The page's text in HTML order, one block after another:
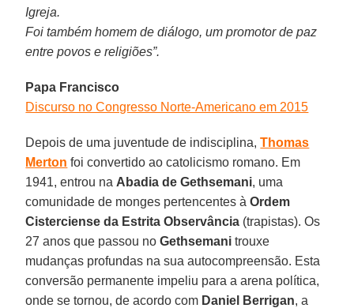
Igreja.
Foi também homem de diálogo, um promotor de paz
entre povos e religiões”.
Papa Francisco
Discurso no Congresso Norte-Americano em 2015
Depois de uma juventude de indisciplina,Thomas
Merton foi convertido ao catolicismo romano. Em
1941, entrou na Abadia de Gethsemani, uma
comunidade de monges pertencentes àOrdem
Cisterciense da Estrita Observância (trapistas). Os
27 anos que passou noGethsemani trouxe
mudanças profundas na sua autocompreensão. Esta
conversão permanente impeliu para a arena política,
onde se tornou, de acordo com Daniel Berrigan, a